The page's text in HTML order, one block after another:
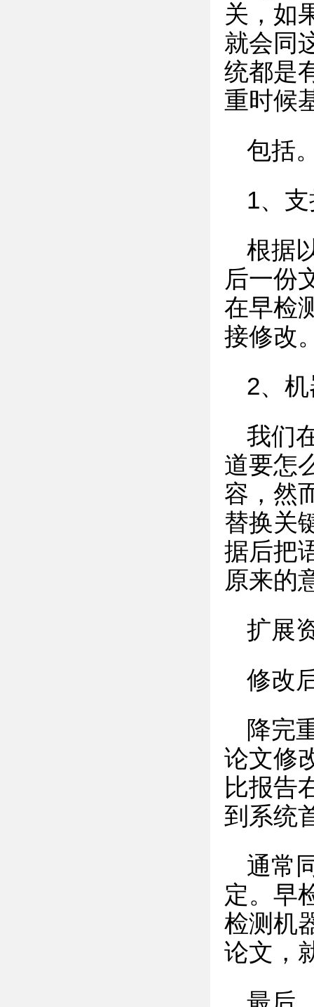
关，如
就会同
统都是
重时候
包括
1、
根据
后一份
在早检
接修改
2、
我们
道要怎
容，然
替换关
据后把
原来的
扩展
修改
降完
论文修
比报告
到系统
通常
定。早
检测机
论文，